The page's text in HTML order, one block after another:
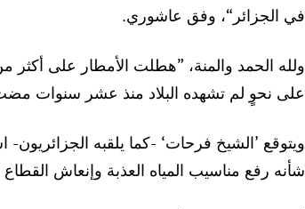
في الجزائر“، وفق عاشوري.
على نحوٍ لم تشهده البلاد منذ عشر سنوات
ويتوقع ’الشيخ فرحات‘ -كما يلقبه
شأنه رفع مناسيب المياه العذبة وإنعاش